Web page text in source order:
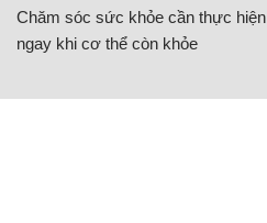
Chăm sóc sức khỏe cần thực hiện
ngay khi cơ thể còn khỏe